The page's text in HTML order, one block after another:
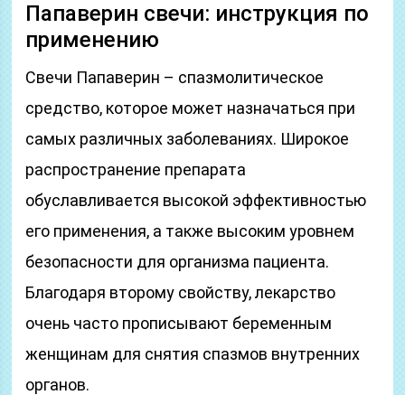
Папаверин свечи: инструкция по
применению
Свечи Папаверин – спазмолитическое
средство, которое может назначаться при
самых различных заболеваниях. Широкое
распространение препарата
обуславливается высокой эффективностью
его применения, а также высоким уровнем
безопасности для организма пациента.
Благодаря второму свойству, лекарство
очень часто прописывают беременным
женщинам для снятия спазмов внутренних
органов.